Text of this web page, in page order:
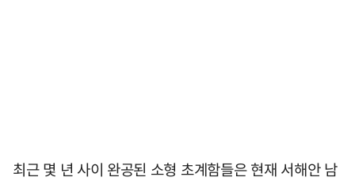
최근 몇 년 사이 완공된 소형 초계함들은 현재 서해안 남